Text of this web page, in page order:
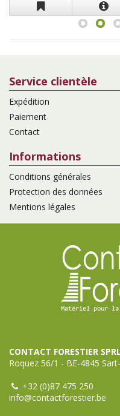
Service clientèle
Expédition
Paiement
Contact
Informations
Conditions générales
Protection des données
Mentions légales
CONTACT FORESTIER SPRL
Roquez 56/1 - BE-4845
+32 (0)87 475 250
info@contactforestier.be